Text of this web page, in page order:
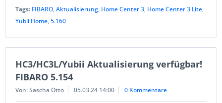
Tags: FIBARO,Aktualisierung, Home Center 3, Home Center 3 Lite,
Yubii Home,5.160
HC3/HC3L/Yubii Aktualisierung verfügbar!
FIBARO 5.154
Von: Sascha Otto 05.03.24 14:00 0 Kommentare